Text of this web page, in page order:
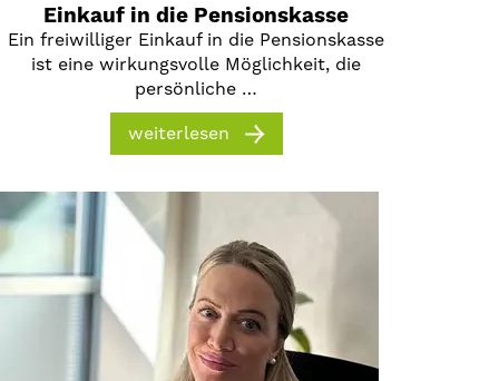
Einkauf in die Pensionskasse
Ein freiwilliger Einkauf in die Pensionskasse
ist eine wirkungsvolle Möglichkeit, die
persönliche …
weiterlesen